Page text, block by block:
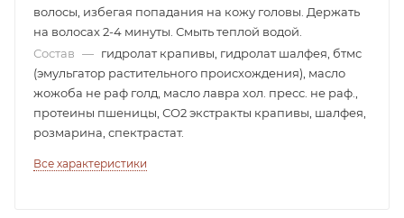
волосы, избегая попадания на кожу головы. Держать
на волосах 2-4 минуты. Смыть теплой водой.
Состав — гидролат крапивы, гидролат шалфея, бтмс
(эмульгатор растительного происхождения), масло
жожоба не раф голд, масло лавра хол. пресс. не раф.,
протеины пшеницы, СО2 экстракты крапивы, шалфея,
розмарина, спектрастат.
Все характеристики